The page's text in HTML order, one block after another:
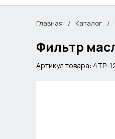
Главная Каталог
Фильтр
Артикул товара: 4TP-